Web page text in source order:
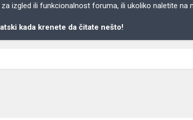
izgled ili funkcionalnost foruma, ili ukoliko naletite na
kada krenete da čitate nešto!